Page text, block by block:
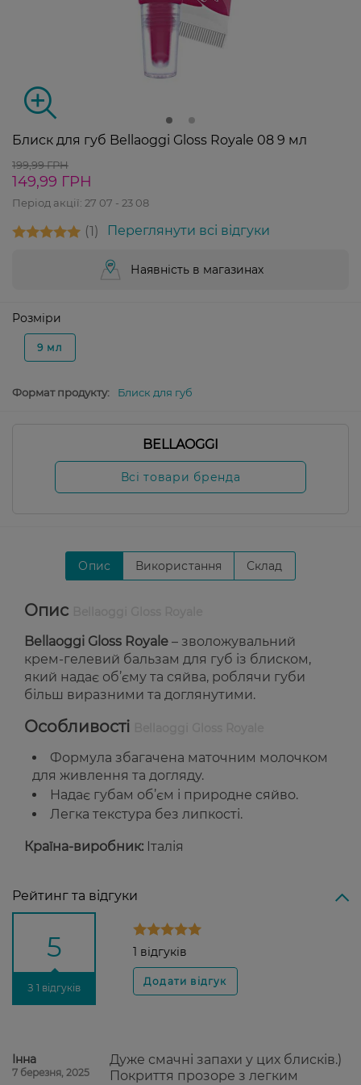
Блиск для губ Bellaoggi Gloss Royale 08 9 мл
199,99 ГРН
149,99 ГРН
Період акції: 27 07 - 23 08
1 Переглянути всі відгуки
Наявність в магазинах
Розміри
9 мл
Формат продукту: Блиск для губ
BELLAOGGI
Всі товари бренда
Опис Використання Склад
Опис
Bellaoggi Gloss Royale – зволожувальний
крем-гелевий бальзам для губ із блиском,
який надає об’єму та сяйва, роблячи губи
більш виразними та доглянутими.
Особливості
Формула збагачена маточним молочком
для живлення та догляду.
Надає губам об’єм і природне сяйво.
Легка текстура без липкості.
Країна-виробник: Італія
Рейтинг та відгуки
5
З 1 відгуків
1 відгуків
Інна
7 березня, 2025
Дуже смачні запахи у цих блисків.)
Покриття прозоре з легким